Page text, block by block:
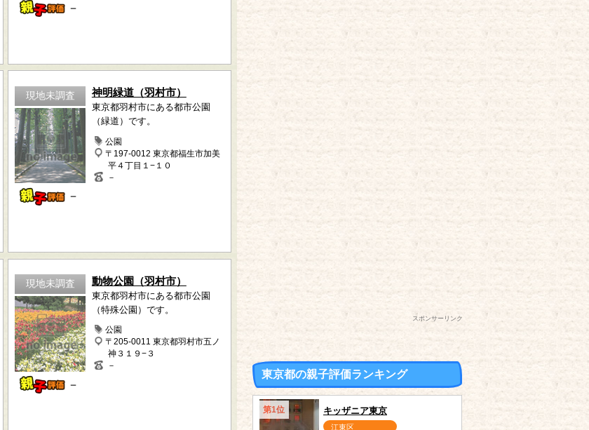
－
現地未調査
－
神明緑道（羽村市）
東京都羽村市にある都市公園
（緑道）です。
公園
〒197-0012 東京都福生市加美
平４丁目１−１０
－
現地未調査
－
動物公園（羽村市）
東京都羽村市にある都市公園
（特殊公園）です。
公園
〒205-0011 東京都羽村市五ノ
神３１９−３
－
スポンサーリンク
東京都の親子評価ランキング
第1位 キッザニア東京
江東区